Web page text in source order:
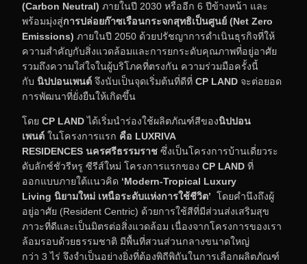
(Carbon Neutral) ภายในปี 2030 หรืออีก 6 ปีข้างหน้า และ
พร้อมมุ่งสู่การปล่อยก๊าซเรือนกระจกสุทธิเป็นศูนย์ (Net Zero
Emissions) ภายในปี 2050 ด้วยปรัชญาการดำเนินธุรกิจที่ให้
ความสำคัญกับสิ่งแวดล้อมและการยกระดับคุณภาพที่อยู่อาศัย
รวมถึงความใส่ใจในผู้บริโภคที่ตรงกัน ความร่วมมือครั้งนี้
กับ นิปปอนเพนต์ จึงนับเป็นจุดเริ่มต้นที่ดีที่ CP LAND จะต่อยอด
การพัฒนาที่ยั่งยืนให้เกิดขึ้น
โดย CP LANDได้เริ่มนำร่องใช้ผลิตภัณฑ์สีของนิปปอน
เพนต์ ในโครงการแรก คือ LUXRIVA
RESIDENCES นครศรีธรรมราช ซึ่งเป็นโครงการบ้านเดี่ยวระ
ดับลักซ์ชัวรีหรู ซีรีส์ใหม่ โครงการแรกของ CP LAND ที่
ออกแบบภายใต้แนวคิด ‘Modern-Tropical Luxury
Living นิยามใหม่ เหนือระดับแห่งการใช้ชีวิต’ โดยคำนึงถึงผู้
อยู่อาศัย (Resident Centric) ด้วยการใช้สีที่มีส่วนส่งเสริมสุข
ภาวะที่ดีและเป็นมิตรต่อสิ่งแวดล้อม เนื่องจากโครงการของเรา
ล้อมรอบด้วยธรรมชาติ มีพื้นที่สวนส่วนกลางขนาดใหญ่
กว่า 3 ไร่ จึงจำเป็นอย่างยิ่งที่ต้องพิถีพิถันในการเลือกผลิตภัณฑ์